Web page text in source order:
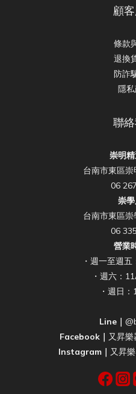
顧
條款
退換
防詐
隱
聯
崇明精
台南市東區
06
崇學
台南市東區
06
營業
・週一至週
・週六：
・週日
Line｜
Facebook｜ 又昇
Instagram｜ 又昇